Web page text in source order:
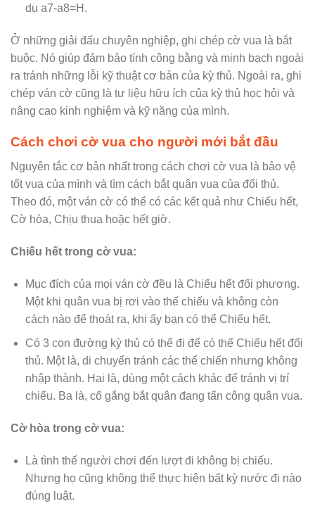
dụ a7-a8=H.
Ở những giải đấu chuyên nghiệp, ghi chép cờ vua là bắt
buộc. Nó giúp đảm bảo tính công bằng và minh bạch ngoài
ra tránh những lỗi kỹ thuật cơ bản của kỳ thủ. Ngoài ra, ghi
chép ván cờ cũng là tư liệu hữu ích của kỳ thủ học hỏi và
nâng cao kinh nghiệm và kỹ năng của mình.
Cách chơi cờ vua cho người mới bắt đầu
Nguyên tắc cơ bản nhất trong cách chơi cờ vua là bảo vệ
tốt vua của mình và tìm cách bắt quân vua của đối thủ.
Theo đó, một ván cờ có thể có các kết quả như Chiếu hết,
Cờ hòa, Chịu thua hoặc hết giờ.
Chiếu hết trong cờ vua:
Mục đích của mọi ván cờ đều là Chiếu hết đối phương.
Một khi quân vua bị rơi vào thế chiếu và không còn
cách nào để thoát ra, khi ấy bạn có thể Chiếu hết.
Có 3 con đường kỳ thủ có thể đi để có thể Chiếu hết đối
thủ. Một là, di chuyển tránh các thế chiến nhưng không
nhập thành. Hai là, dùng một cách khác để tránh vị trí
chiếu. Ba là, cố gắng bắt quân đang tấn công quân vua.
Cờ hòa trong cờ vua:
Là tình thế người chơi đến lượt đi không bị chiếu.
Nhưng họ cũng không thể thực hiện bất kỳ nước đi nào
đúng luật.